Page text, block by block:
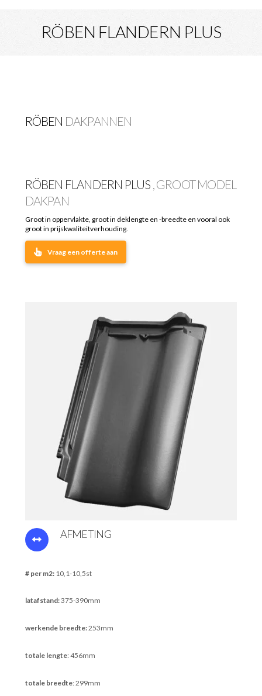
RÖBEN FLANDERN PLUS
RÖBEN DAKPANNEN
RÖBEN FLANDERN PLUS , GROOT MODEL
DAKPAN
Groot in oppervlakte, groot in deklengte en -breedte en vooral ook
groot in prijskwaliteitverhouding.
Vraag een offerte aan
AFMETING
# per m2:10,1-10,5st
latafstand:375-390mm
werkende breedte:253mm
totale lengte: 456mm
totale breedte: 299mm